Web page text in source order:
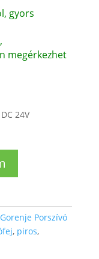
gyors
megérkezhet
DC 24V
Porszívó
, piros,